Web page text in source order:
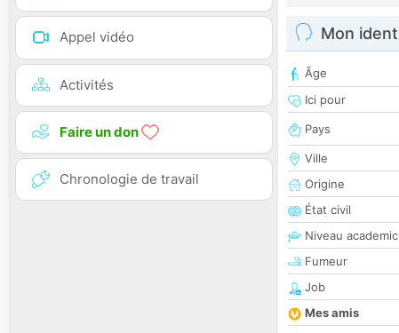
Appel vidéo
Activités
Faire un don
Chronologie de travail
Mon
Âge
Ici pour
Pays
Ville
Origine
État civil
Niveau academic
Fumeur
Job
Mes amis